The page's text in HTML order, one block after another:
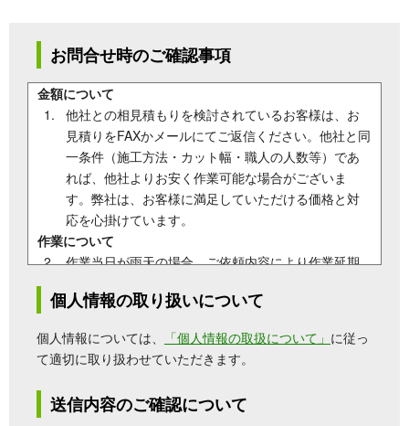
お問合せ時のご確認事項
金額について
他社との相見積もりを検討されているお客様は、お
見積りをFAXかメールにてご返信ください。他社と同
一条件（施工方法・カット幅・職人の人数等）であ
れば、他社よりお安く作業可能な場合がございま
す。弊社は、お客様に満足していただける価格と対
応を心掛けています。
作業について
作業当日が雨天の場合、ご依頼内容により作業延期
関しては、予約日の他に予備日を設けさせていただ
雨の日対応についてについてはこちらをご確認くだ
さい。
お問い合わせについて
迷惑メール設定を送信前にご確認下さい。通常、お
個人情報の取り扱いについて
個人情報については、 「個人情報の取扱について」 に従っ
て適切に取り扱わせていただきます。
送信内容のご確認について